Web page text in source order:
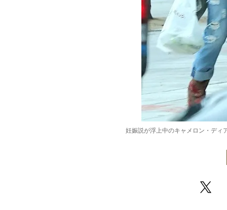
妊娠説が浮上中のキャメロン・ディ